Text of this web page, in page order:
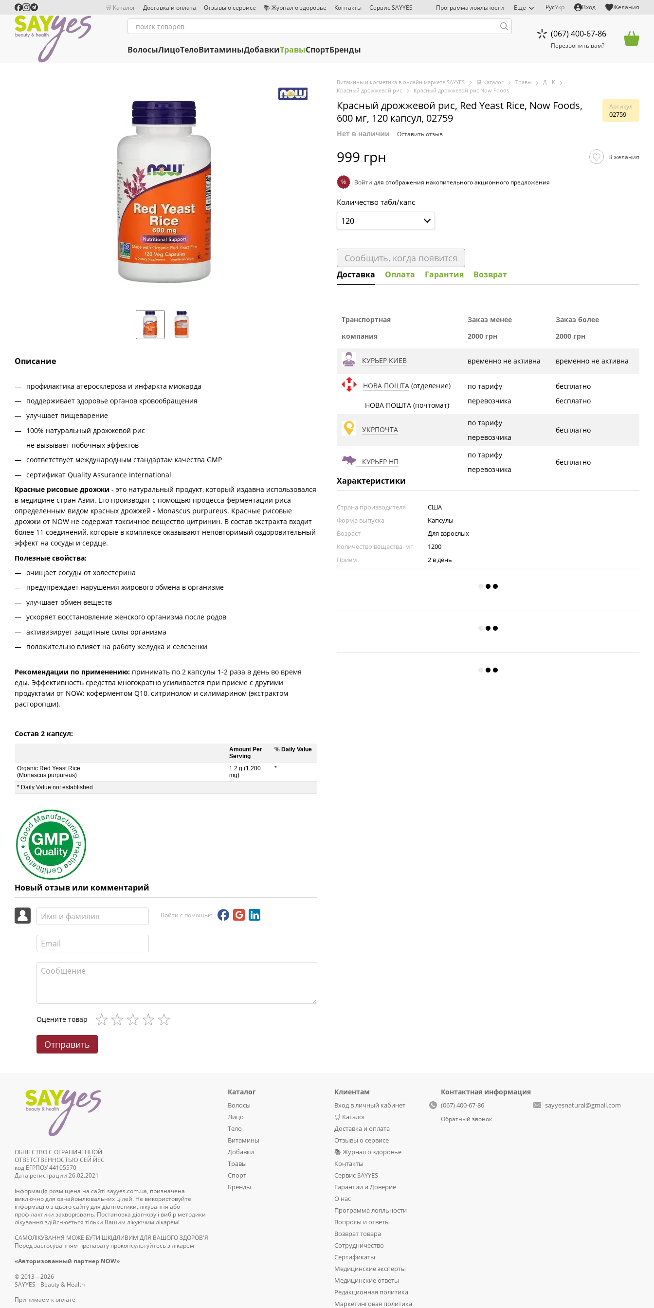
Перейти к основному контенту🛒 Каталог Доставка и оплата Отзывы о сервисе 📚 Журнал о здоровье Контакты Сервис SAYYES Программа лояльности Еще РусУкр Вход Желания
ВолосыЛицоТелоВитаминыДобавкиТравыСпортБренды
(067) 400-67-86
Перезвонить вам?
Описание
профилактика атеросклероза и инфаркта миокарда
поддерживает здоровье органов кровообращения
улучшает пищеварение
100% натуральный дрожжевой рис
не вызывает побочных эффектов
соответствует международным стандартам качества GMP
сертификат Quality Assurance International
Красные рисовые дрожжи - это натуральный продукт, который издавна использовался
в медицине стран Азии. Его производят с помощью процесса ферментации риса
определенным видом красных дрожжей - Monascus purpureus. Красные рисовые
дрожжи от NOW не содержат токсичное вещество цитринин. В состав экстракта входит
более 11 соединений, которые в комплексе оказывают неповторимый оздоровительный
эффект на сосуды и сердце.
Полезные свойства:
очищает сосуды от холестерина
предупреждает нарушения жирового обмена в организме
улучшает обмен веществ
ускоряет восстановление женского организма после родов
активизирует защитные силы организма
положительно влияет на работу желудка и селезенки
Рекомендации по применению: принимать по 2 капсулы 1-2 раза в день во время
еды. Эффективность средства многократно усиливается при приеме с другими
продуктами от NOW: коферментом Q10, ситринолом и силимарином (экстрактом
расторопши).
Состав 2 капсул:
Amount Per
Serving
% Daily Value
Organic Red Yeast Rice
(Monascus purpureus)
1.2 g (1,200
mg)
*
* Daily Value not established.
Новый отзыв или комментарий
Войти с помощью
Оцените товар
Отправить
Витамины и косметика в онлайн маркете SAYYES 🛒 Каталог Травы
Д - К
Красный дрожжевой рис
Красный дрожжевой рис Now Foods
Красный дрожжевой рис, Red Yeast Rice, Now Foods,
600 мг, 120 капсул, 02759
Артикул
02759
Нет в наличии Оставить отзыв
999 грн В желания
% Войти для отображения накопительного акционного предложения
Количество табл/капс
120
Сообщить, когда появится
Доставка Оплата Гарантия Возврат
Транспортная
компания
Заказ менее
2000 грн
Заказ более
2000 грн
КУРЬЕР КИЕВ временно не активна временно не активна
НОВА ПОШТА (отделение)
НОВА ПОШТА (почтомат)
по тарифу
перевозчика
бесплатно
бесплатно
УКРПОЧТА
по тарифу
перевозчика
бесплатно
КУРЬЕР НП
по тарифу
перевозчика
бесплатно
Характеристики
Страна производителя
США
Форма выпуска
Капсулы
Возраст
Для взрослых
Количество вещества, мг
1200
Прием
2 в день
ОБЩЕСТВО С ОГРАНИЧЕННОЙ
ОТВЕТСТВЕННОСТЬЮ СЕЙ ЙЕС
код ЕГРПОУ 44105570
Дата регистрации 26.02.2021
Інформація розміщена на сайті sayyes.com.ua, призначена
виключно для ознайомлювальних цілей. Не використовуйте
інформацію з цього сайту для діагностики, лікування або
профілактики захворювань. Постановка діагнозу і вибір методики
лікування здійснюється тільки Вашим лікуючим лікарем!
САМОЛІКУВАННЯ МОЖЕ БУТИ ШКІДЛИВИМ ДЛЯ ВАШОГО ЗДОРОВ'Я
Перед застосуванням препарату проконсультуйтесь з лікарем
«Авторизованный партнер NOW»
© 2013—2026
SAYYES - Beauty & Health
Принимаем к оплате
Каталог
Волосы
Лицо
Тело
Витамины
Добавки
Травы
Спорт
Бренды
Клиентам
Вход в личный кабинет
🛒 Каталог
Доставка и оплата
Отзывы о сервисе
📚 Журнал о здоровье
Контакты
Сервис SAYYES
Гарантии и Доверие
О нас
Программа лояльности
Вопросы и ответы
Возврат товара
Сотрудничество
Сертификаты
Медицинские эксперты
Медицинские ответы
Редакционная политика
Маркетинговая политика
Контактная информация
(067) 400-67-86
Обратный звонок
sayyesnatural@gmail.com